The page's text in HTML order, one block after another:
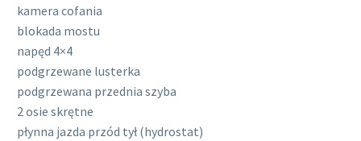
kamera cofania
blokada mostu
napęd 4×4
podgrzewane lusterka
podgrzewana przednia szyba
2 osie skrętne
płynna jazda przód tył (hydrostat)